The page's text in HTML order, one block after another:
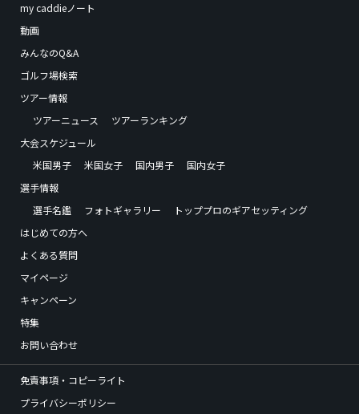
my caddieノート
動画
みんなのQ&A
ゴルフ場検索
ツアー情報
ツアーニュース
ツアーランキング
大会スケジュール
米国男子
米国女子 国内男子
国内女子
選手情報
選手名鑑
フォトギャラリー
トッププロのギアセッティング
はじめての方へ
よくある質問
マイページ
キャンペーン
特集
お問い合わせ
免責事項・コピーライト
プライバシーポリシー